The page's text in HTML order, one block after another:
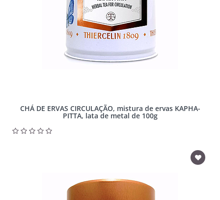
CHÁ DE ERVAS CIRCULAÇÃO, mistura de ervas KAPHA-
PITTA, lata de metal de 100g